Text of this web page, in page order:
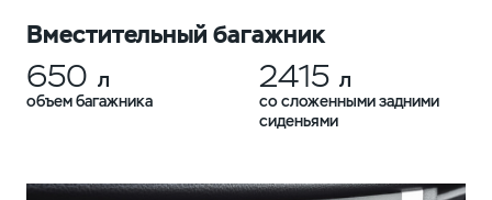
Вместительный багажник
650 л
объем багажника
2415 л
со сложенными задними
сиденьями